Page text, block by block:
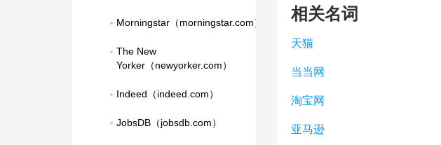
Morningstar（morningstar.com）
The New
Yorker（newyorker.com）
Indeed（indeed.com）
JobsDB（jobsdb.com）
相关名词
天猫
当当网
淘宝网
亚马逊